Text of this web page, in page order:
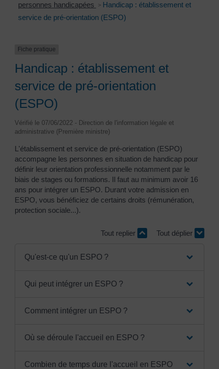
personnes handicapées > Handicap : établissement et
service de pré-orientation (ESPO)
Fiche pratique
Handicap : établissement et
service de pré-orientation
(ESPO)
Vérifié le 07/06/2022 - Direction de l'information légale et
administrative (Première ministre)
L'établissement et service de pré-orientation (ESPO)
accompagne les personnes en situation de handicap pour
définir leur orientation professionnelle notamment par le
biais de stages ou formations. Il faut au minimum avoir 16
ans pour intégrer un ESPO. Durant votre admission en
ESPO, vous bénéficiez de certains droits (rémunération,
protection sociale...).
Tout replier Tout déplier
Qu'est-ce qu'un ESPO ?
Qui peut intégrer un ESPO ?
Comment intégrer un ESPO ?
Où se déroule l'accueil en ESPO ?
Combien de temps dure l'accueil en ESPO